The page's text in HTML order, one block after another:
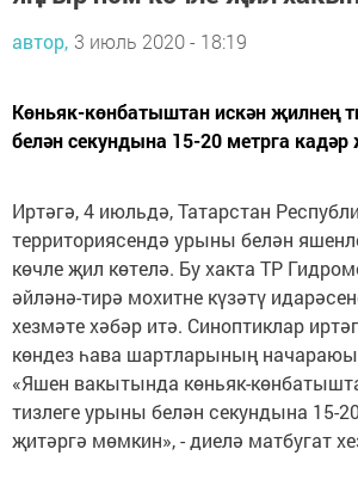
автор, 3 июль 2020 - 18:19
Көньяк-көнбатыштан искән җилнең
белән секундына 15-20 метрга
Иртәгә, 4 июльдә, Татарстан
территориясендә урыны белән
көчле җил көтелә. Бу хакта ТР
әйләнә-тирә мохитне күзәтү
хезмәте хәбәр итә. Синоптиклар
көндез һава шартларының
«Яшен вакытында көньяк-
тизлеге урыны белән секундына 15-
җитәргә мөмкин», - диелә матбугат